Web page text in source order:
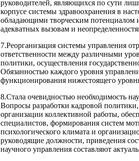
руководителей, являющихся по сути
корпусе системы здравоохранения в
обладающими творческим потенциалом
адекватных вызовам и
7.Реорганизация системы управления
ответственности между различными
политики, осуществления
Обязанностью каждого уровня
функционирования нижестоящего
8.Стала очевидностью необходимость
Вопросы разработки кадровой
организации коллективной работы,
специалистов, формирования систем
психологического климата и
руководящие должности, приведения
научного управления составляют